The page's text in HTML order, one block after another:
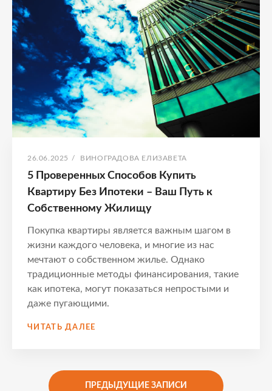
ИПОТЕКУ
НА
ВТОРИЧНОЕ
ЖИЛЬЕ
ОПУБЛИКОВАНО
26.06.2025 / АВТОР:
ВИНОГРАДОВА ЕЛИЗАВЕТА
5 Проверенных Способов Купить
Квартиру Без Ипотеки – Ваш Путь к
Собственному Жилищу
Покупка квартиры является важным шагом в
жизни каждого человека, и многие из нас
мечтают о собственном жилье. Однако
традиционные методы финансирования, такие
как ипотека, могут показаться непростыми и
даже пугающими.
ЧИТАТЬ ДАЛЕЕ
БЕЗ
Навигация
ПРЕДЫДУЩИЕ ЗАПИСИ